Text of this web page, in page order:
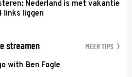
Nederland is met vakantie
links liggen
streamen MEER TIPS
with Ben Fogle